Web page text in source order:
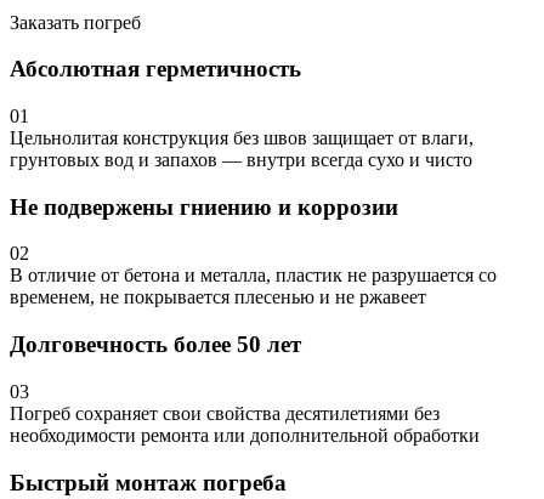
Заказать погреб
Абсолютная герметичность
01
Цельнолитая конструкция без швов защищает от влаги,
грунтовых вод и запахов — внутри всегда сухо и чисто
Не подвержены гниению и коррозии
02
В отличие от бетона и металла, пластик не разрушается со
временем, не покрывается плесенью и не ржавеет
Долговечность более 50 лет
03
Погреб сохраняет свои свойства десятилетиями без
необходимости ремонта или дополнительной обработки
Быстрый монтаж погреба